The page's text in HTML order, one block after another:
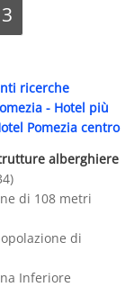
ricerche
- Hotel più
Pomezia centro
alberghiere
di 108 metri
di
Inferiore